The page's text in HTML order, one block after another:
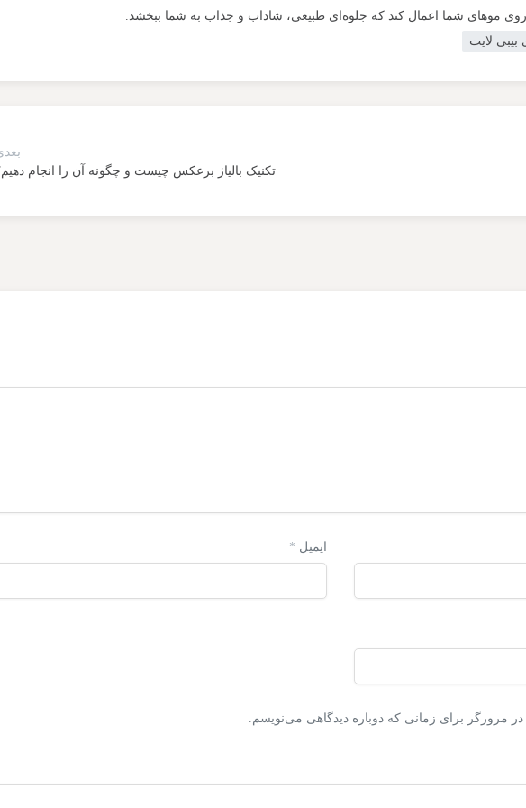
روی موهای شما اعمال کند که جلوه‌ای طبیعی، شاداب و جذاب به شما ببخشد.
بیبی لایت
تکنیک بالیاژ برعکس چیست و چگونه آن را انجام
ایمیل *
مرورگر برای زمانی که دوباره دیدگاهی می‌نویسم.